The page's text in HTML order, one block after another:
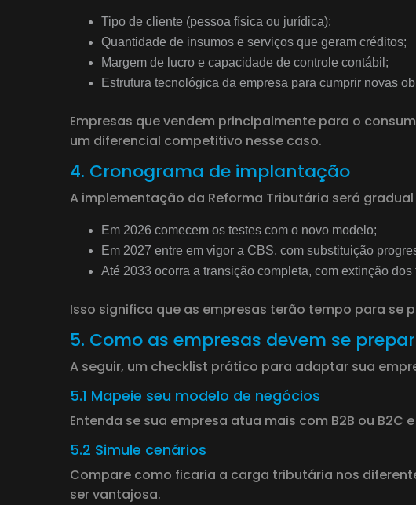
Tipo de cliente (pessoa física ou jurídica);
Quantidade de insumos e serviços que geram créditos;
Margem de lucro e capacidade de controle contábil;
Estrutura tecnológica da empresa para cumprir novas
Empresas que vendem principalmente para o
um diferencial competitivo nesse caso.
4. Cronograma de implantação
A implementação da Reforma Tributária será
Em 2026 comecem os testes com o novo modelo;
Em 2027 entre em vigor a CBS, com substituição
Até 2033 ocorra a transição completa, com extinção dos
Isso significa que as empresas terão tempo para se
5. Como as empresas devem se
A seguir, um checklist prático para adaptar sua
5.1 Mapeie seu modelo de negócios
Entenda se sua empresa atua mais com B2B ou
5.2 Simule cenários
Compare como ficaria a carga tributária nos
ser vantajosa.